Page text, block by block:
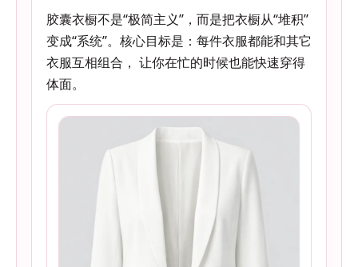
胶囊衣橱不是“极简主义”，而是把衣橱从“堆积”
变成“系统”。核心目标是：每件衣服都能和其它
衣服互相组合， 让你在忙的时候也能快速穿得
体面。